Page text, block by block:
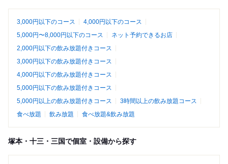
3,000円以下のコース
4,000円以下のコース
5,000円〜8,000円以下のコース
ネット予約できるお店
2,000円以下の飲み放題付きコース
3,000円以下の飲み放題付きコース
4,000円以下の飲み放題付きコース
5,000円以下の飲み放題付きコース
5,000円以上の飲み放題付きコース
3時間以上の飲み放題コース
食べ放題
飲み放題 食べ放題&飲み放題
塚本・十三・三国で個室・設備から探す